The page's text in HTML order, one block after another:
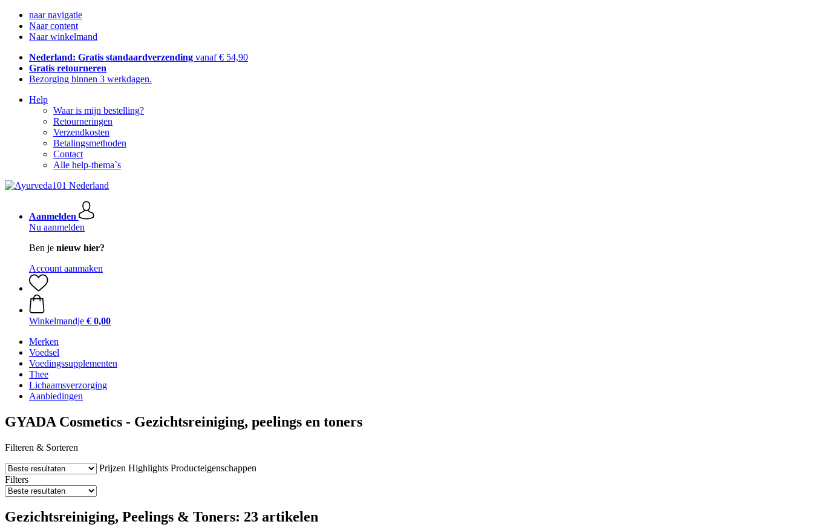
naar navigatie
Naar content
Naar winkelmand
Nederland: Gratis standaardverzending vanaf € 54,90
Gratis retourneren
Bezorging binnen 3 werkdagen.
Help
Waar is mijn bestelling?
Retourneringen
Verzendkosten
Betalingsmethoden
Contact
Alle help-thema`s
Aanmelden
Nu aanmelden
Ben je nieuw hier?
Account aanmaken
Winkelmandje € 0,00
Merken
Voedsel
Voedingssupplementen
Thee
Lichaamsverzorging
Aanbiedingen
GYADA Cosmetics - Gezichtsreiniging, peelings en toners
Filteren & Sorteren
Prijzen Highlights Producteigenschappen
Filters
Gezichtsreiniging, Peelings & Toners: 23 artikelen